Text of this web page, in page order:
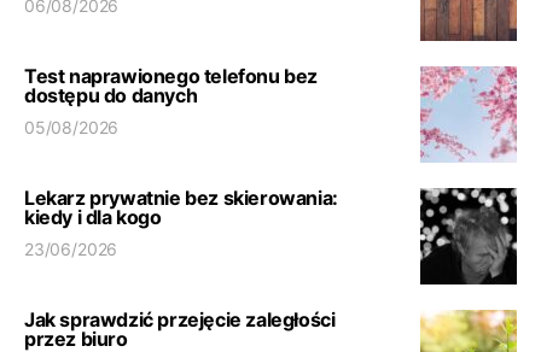
06/08/2026
Test naprawionego telefonu bez
dostępu do danych
05/08/2026
Lekarz prywatnie bez skierowania:
kiedy i dla kogo
23/06/2026
Jak sprawdzić przejęcie zaległości
przez biuro